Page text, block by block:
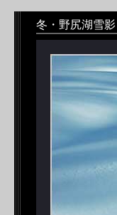
冬・野尻湖雪影